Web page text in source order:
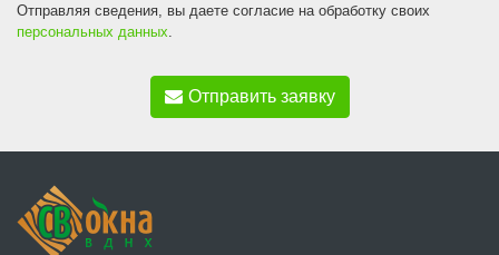
Отправляя сведения, вы даете согласие на обработку своих
персональных данных
Отправить заявку